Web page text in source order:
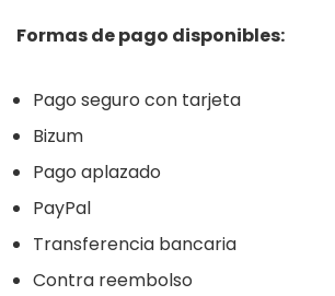
Formas de pago disponibles:
Pago seguro con tarjeta
Bizum
Pago aplazado
PayPal
Transferencia bancaria
Contra reembolso